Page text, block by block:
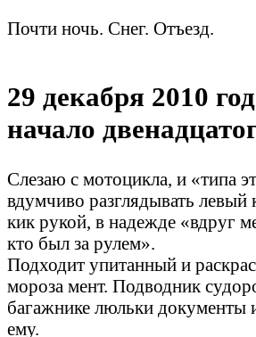
Почти ночь. Снег. Отъезд.
29 декабря 2010
начало
Слезаю с мотоцикла, и «типа
вдумчиво разглядывать левый
кик рукой, в надежде «вдруг
кто был за рулем».
Подходит упитанный и
мороза мент. Подводник
багажнике люльки документы
ему.